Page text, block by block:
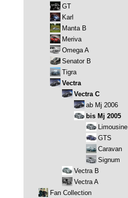
GT
Karl
Manta B
Meriva
Omega A
Senator B
Tigra
Vectra
Vectra C
ab Mj 2006
bis Mj 2005
Limousine
GTS
Caravan
Signum
Vectra B
Vectra A
Fan Collection